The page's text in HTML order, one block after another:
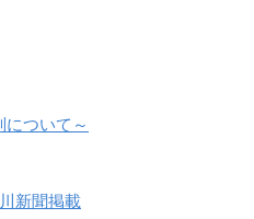
ついて～
新聞掲載